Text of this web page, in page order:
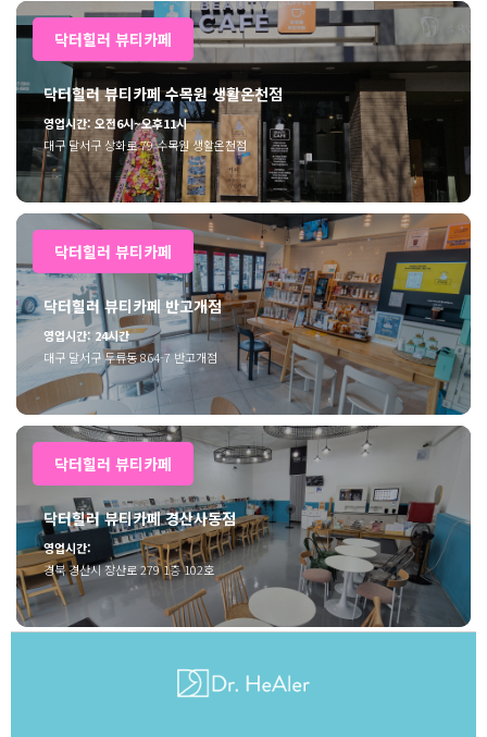
닥터힐러 뷰티카페
닥터힐러 뷰티카페 수목원 생활온천점
영업시간: 오전6시~오후11시
대구 달서구 상화로 79 수목원 생활온천점
닥터힐러 뷰티카페
닥터힐러 뷰티카페 반고개점
영업시간: 24시간
대구 달서구 두류동 864-7 반고개점
닥터힐러 뷰티카페
닥터힐러 뷰티카페 경산사동점
영업시간:
경북 경산시 장산로 279 1층 102호